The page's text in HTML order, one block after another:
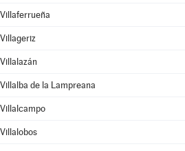
Villaferrueña
Villageriz
Villalazán
Villalba de la Lampreana
Villalcampo
Villalobos